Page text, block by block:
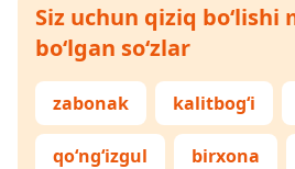
Siz uchun qiziq bo‘lishi
bo‘lgan so‘zlar
zabonak kalitbog‘i
qo‘ng‘izgul birxona